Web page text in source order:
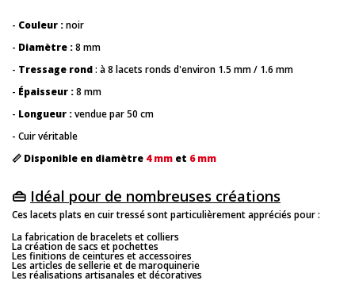
- Couleur :noir
- Diamètre :8 mm
- Tressage rond: à 8 lacets ronds d'environ 1.5 mm / 1.6 mm
- Épaisseur :8 mm
- Longueur :vendue par 50 cm
- Cuir véritable
📏 Disponible en diamètre 4 mm et 6 mm
👜 Idéal pour de nombreuses créations
Ces lacets plats en cuir tressé sont particulièrement appréciés pour :
La fabrication de bracelets et colliers
La création de sacs et pochettes
Les finitions de ceintures et accessoires
Les articles de sellerie et de maroquinerie
Les réalisations artisanales et décoratives